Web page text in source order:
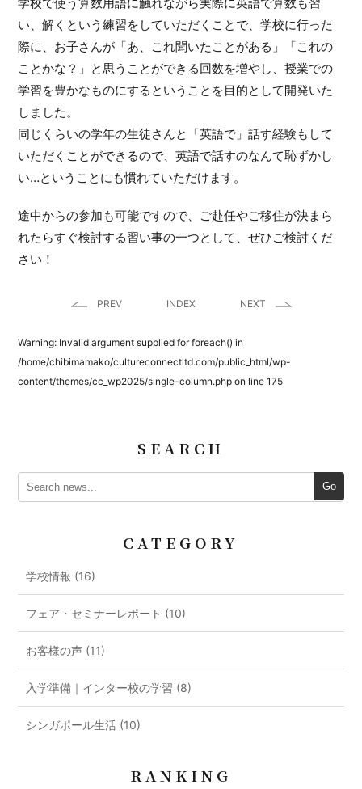
い、解くという練習をしていただくことで、学校に行った
際に、お子さんが「あ、これ聞いたことがある」「これの
ことかな？」と思うことができる回数を増やし、授業での
学習を豊かなものにするということを目的として開発いた
しました。
同じくらいの学年の生徒さんと「英語で」話す経験もして
いただくことができるので、英語で話すのなんて恥ずかし
い…ということにも慣れていただけます。
途中からの参加も可能ですので、ご赴任やご移住が決まら
れたらすぐ検討する習い事の一つとして、ぜひご検討くだ
さい！
PREV INDEX NEXT
Warning: Invalid argument supplied for foreach() in
/home/chibimamako/cultureconnectltd.com/public_html/wp-
content/themes/cc_wp2025/single-column.php on line175
SEARCH
Go
CATEGORY
学校情報 (16)
フェア・セミナーレポート (10)
お客様の声 (11)
入学準備｜インター校の学習 (8)
シンガポール生活 (10)
RANKING